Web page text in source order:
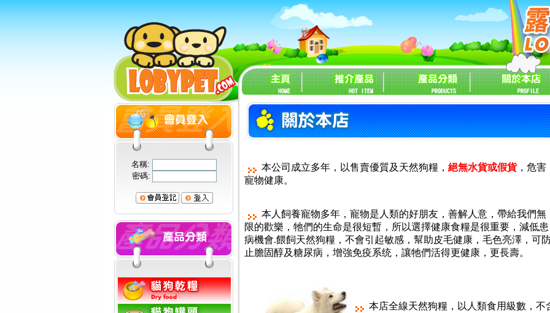
名稱:
密碼:
本公司成立多年，以售賣優質及天然狗糧， 絕無水貨或假貨，危害
寵物健康。
本人飼養寵物多年，寵物是人類的好朋友，善解人意，帶給我們無
限的歡樂，牠們的生命是很短暫，所以選擇健康食糧是很重要，減低患
病機會.餵飼天然狗糧，不會引起敏感，幫助皮毛健康，毛色亮澤，可
止膽固醇及糖尿病，增強免疫系统，讓牠們活得更健康，更長壽。
本店全線天然狗糧，以人類食用級數，